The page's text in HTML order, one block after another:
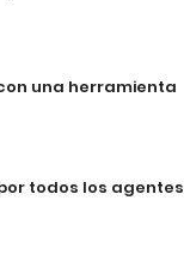
una herramienta
todos los agentes